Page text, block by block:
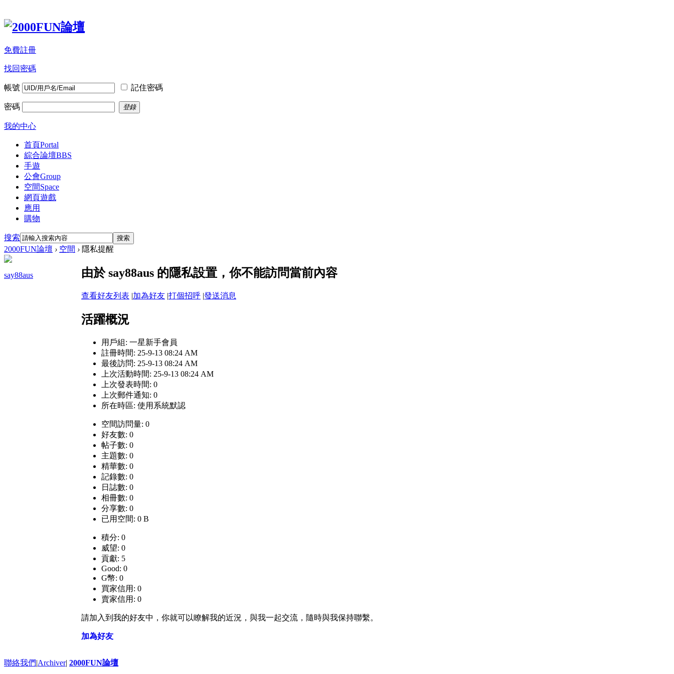
免費註冊
找回密碼
帳號 記住密碼
密碼 登錄
我的中心
首頁Portal
綜合論壇BBS
手遊
公會Group
空間Space
網頁遊戲
應用
購物
搜索 搜索
2000FUN論壇 › 空間 › 隱私提醒
say88aus 由於 say88aus 的隱私設置，你不能訪問當前內容
查看好友列表 |加為好友 |打個招呼 |發送消息
活躍概況
用戶組: 一星新手會員
註冊時間: 25-9-13 08:24 AM
最後訪問: 25-9-13 08:24 AM
上次活動時間: 25-9-13 08:24 AM
上次發表時間: 0
上次郵件通知: 0
所在時區: 使用系統默認
空間訪問量: 0
好友數: 0
帖子數: 0
主題數: 0
精華數: 0
記錄數: 0
日誌數: 0
相冊數: 0
分享數: 0
已用空間: 0 B
積分: 0
威望: 0
貢獻: 5
Good: 0
G幣: 0
買家信用: 0
賣家信用: 0
請加入到我的好友中，你就可以瞭解我的近況，與我一起交流，隨時與我保持聯繫。
加為好友
聯絡我們|Archiver| 2000FUN論壇